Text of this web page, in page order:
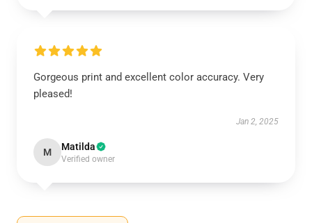
Gorgeous print and excellent color accuracy. Very
pleased!
Jan 2, 2025
M Matilda
Verified owner